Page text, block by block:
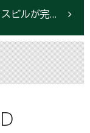
北洲が設計・施工の先導的ZEBオフィスビルが完成しました